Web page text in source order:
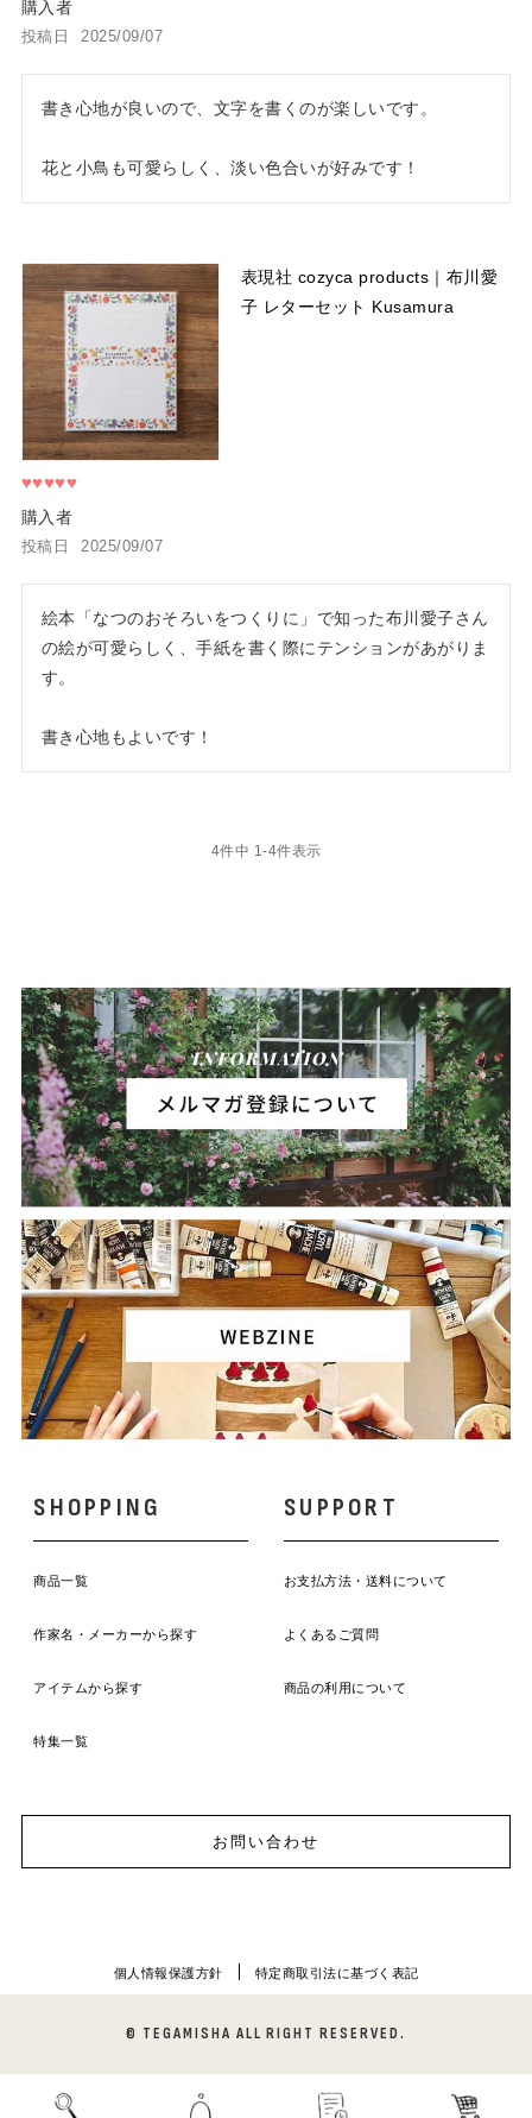
購入者
投稿日 2025/09/07
書き心地が良いので、文字を書くのが楽しいです。
花と小鳥も可愛らしく、淡い色合いが好みです！
表現社 cozyca products｜布川愛
子 レターセット Kusamura
購入者
投稿日 2025/09/07
絵本「なつのおそろいをつくりに」で知った布川愛子さん
の絵が可愛らしく、手紙を書く際にテンションがあがりま
す。
書き心地もよいです！
4件中 1-4件表示
SHOPPING
商品一覧
作家名・メーカーから探す
アイテムから探す
特集一覧
SUPPORT
お支払方法・送料について
よくあるご質問
商品の利用について
お問い合わせ
個人情報保護方針 特定商取引法に基づく表記
© TEGAMISHA ALL RIGHT RESERVED.